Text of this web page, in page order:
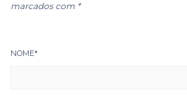
marcados com *
NOME*